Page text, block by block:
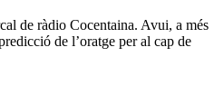
de ràdio Cocentaina. Avui, a més
de l’oratge per al cap de